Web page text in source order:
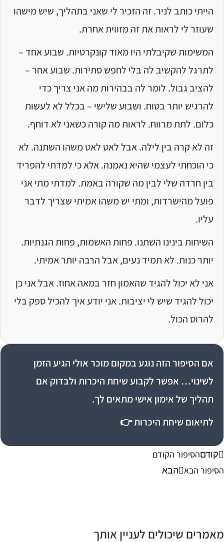
הייתי כותב לניר. זה הזכיר לי שאני בתהליך, שיש מישהו
שעוזר לי לראות את זה מזווית אחרת.
המשימות שקיבלתי היו מאוד קונקרטיות. שבוע אחד –
לתרגל להקשיב לה בלי לחפש סתירות. שבוע אחר –
להציב גבול. לומר לה בבהירות מה אני צריך כדי
להרגיש יותר בטוח. ושבוע שלישי – בכלל לא לעשות
כלום. לתת מרווח. לראות מה קורה כשאני לא דוחף.
זה לא קרה בין לילה. אבל לאט לאט משהו השתנה. לא
כי הוכחתי לעצמי שהיא נאמנה. אלא כי למדתי להפריד
בין חרדה שלי לבין מה שקורה באמת. למדתי מתי אני
פועל מהישרדות, ומתי יש משהו אמיתי שצריך לדבר
עליו.
השיחות בינינו השתנו. פחות האשמות, פחות הגנתיות.
יותר כנות. לא תמיד נעים, אבל הרבה יותר אמיתי.
אני לא יכול להגיד שהאמון חזר במאה אחוז. אבל אני כן
יכול להגיד שיש לי יציבות. אני יודע איך להכיל ספק בלי
להרוס הכול.
אם הסיפור הזה נוגע במקום מוכר אולי הגיע הזמן
לשינוי… אפשר לקבוע שיחת היכרות ולבדוק אם
תהליך של אימון אישי מתאים לך.
לתיאום שיחת היכרות 👉
קודםהסיפור הקודם
הבא
הבא
שיכולים לעניין אותך